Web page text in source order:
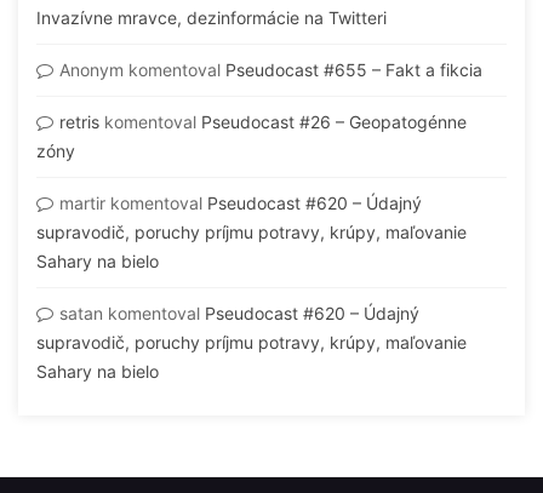
Invazívne mravce, dezinformácie na Twitteri
Anonym komentoval Pseudocast #655 – Fakt a fikcia
retris komentoval Pseudocast #26 – Geopatogénne
zóny
martir komentoval Pseudocast #620 – Údajný
supravodič, poruchy príjmu potravy, krúpy, maľovanie
Sahary na bielo
satan komentoval Pseudocast #620 – Údajný
supravodič, poruchy príjmu potravy, krúpy, maľovanie
Sahary na bielo